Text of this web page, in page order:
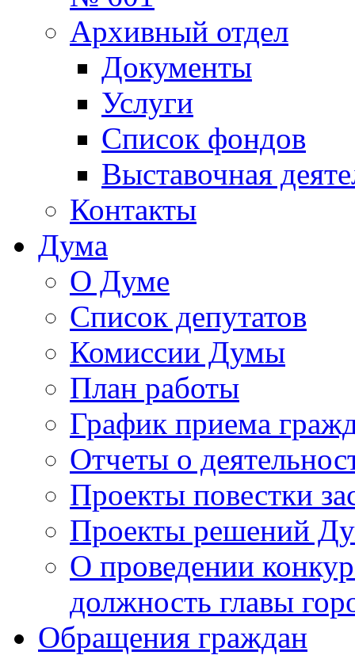
Архивный отдел
Документы
Услуги
Список фондов
Выставочная
Контакты
Дума
О Думе
Список депутатов
Комиссии Думы
План работы
График приема
Отчеты о
Проекты повестки
Проекты решений
О проведении
должность главы
Обращения граждан